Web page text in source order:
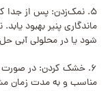
۵. نمک‌زدن: پس از جدا
ماندگاری پنیر بهبود
شود یا در محلولی آبی
۶. خشک کردن: در صورت
مناسب و به مدت زمان